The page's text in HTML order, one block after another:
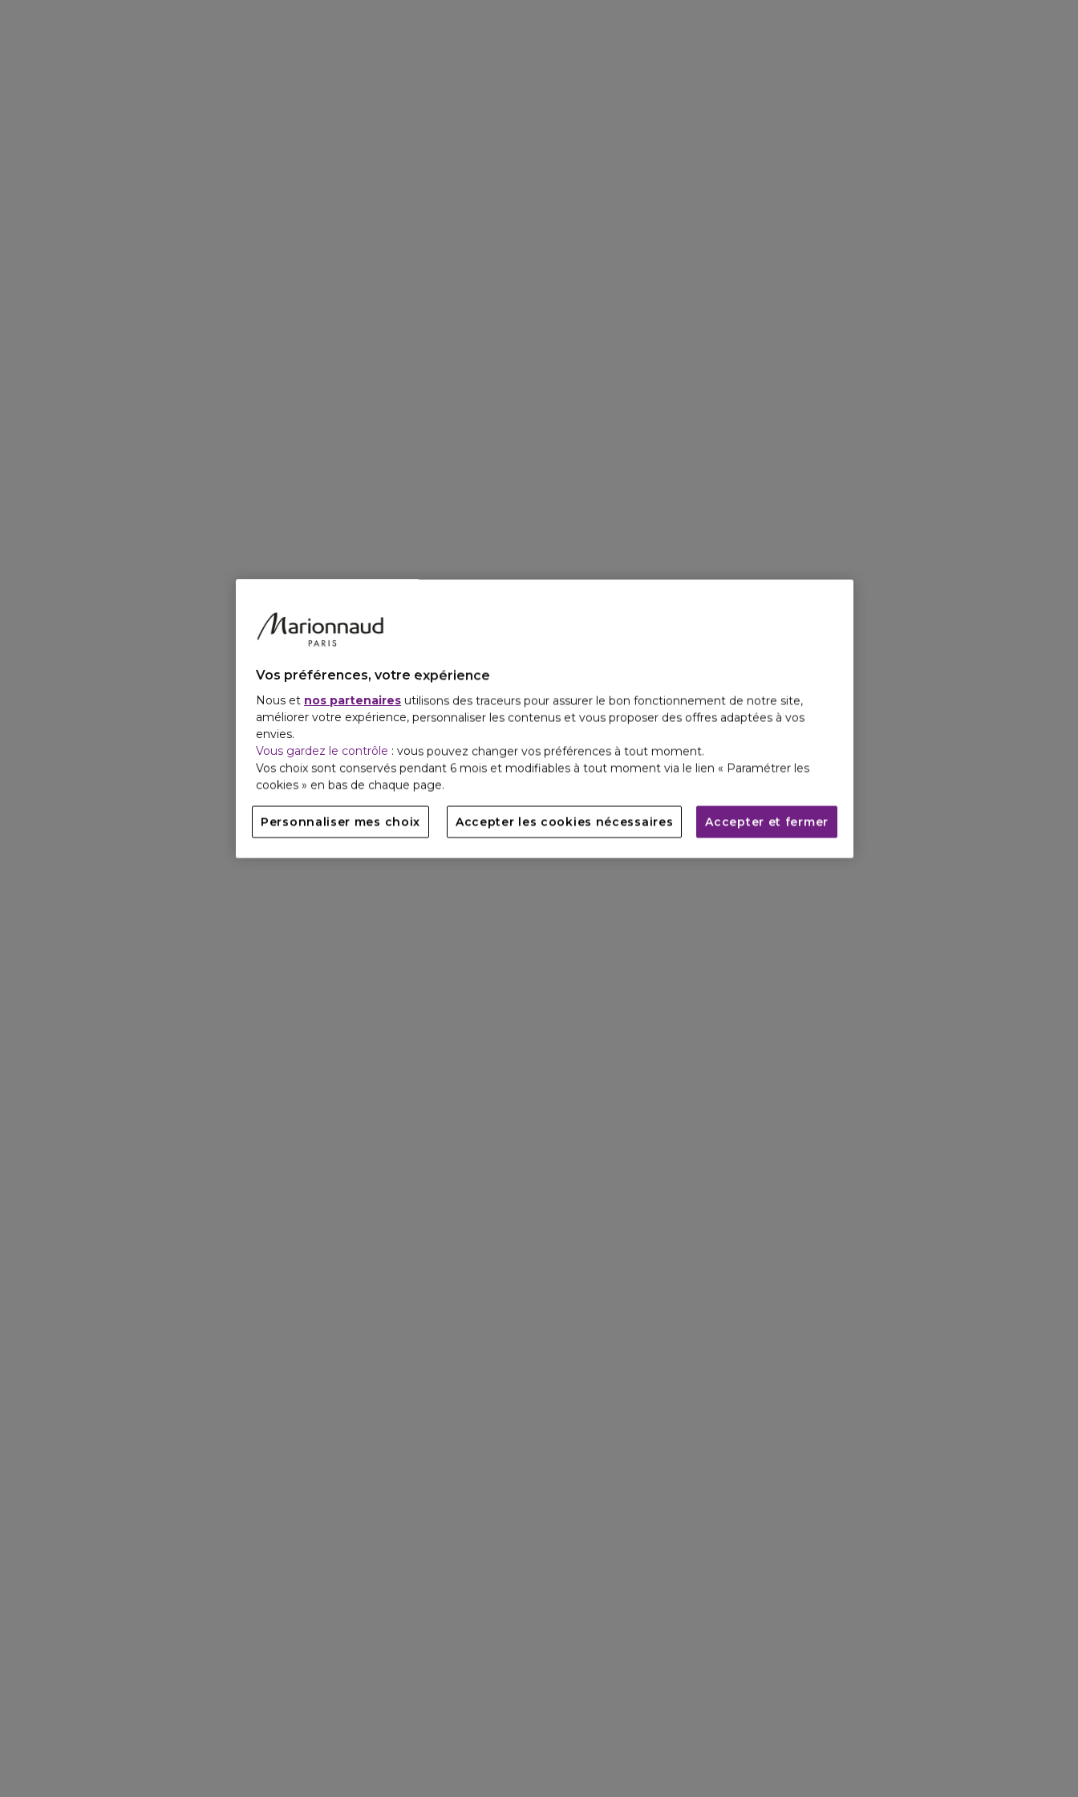
Vos préférences, votre expérience
Nous et nos partenaires utilisons des traceurs pour assurer le bon fonctionnement de notre site,
améliorer votre expérience, personnaliser les contenus et vous proposer des offres adaptées à vos
envies.
Vous gardez le contrôle : vous pouvez changer vos préférences à tout moment.
Vos choix sont conservés pendant 6 mois et modifiables à tout moment via le lien « Paramétrer les
cookies » en bas de chaque page.
Personnaliser mes choix Accepter les cookies nécessaires Accepter et fermer